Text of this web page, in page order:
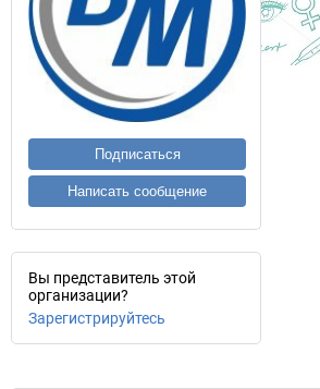
Подписаться
Написать сообщение
Вы представитель этой
организации?
Зарегистрируйтесь